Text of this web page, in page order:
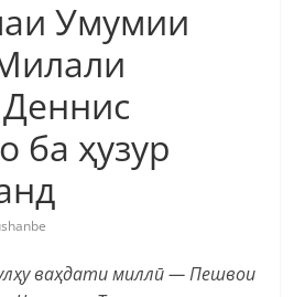
Умумии
ба ҳузур
ваҳдати миллӣ — Пешвои